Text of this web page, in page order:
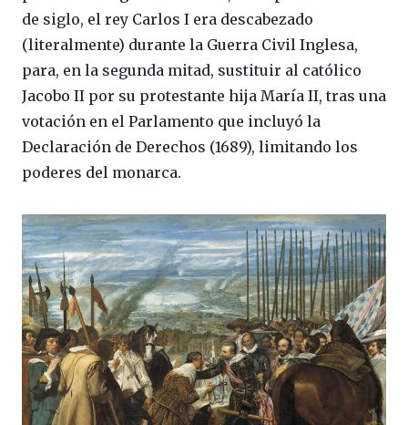
de siglo, el rey Carlos I era descabezado
(literalmente) durante la Guerra Civil Inglesa,
para, en la segunda mitad, sustituir al católico
Jacobo II por su protestante hija María II, tras una
votación en el Parlamento que incluyó la
Declaración de Derechos (1689), limitando los
poderes del monarca.